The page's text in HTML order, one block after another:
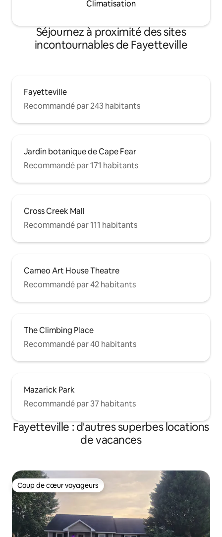
Climatisation
Séjournez à proximité des sites
incontournables de Fayetteville
Fayetteville
Recommandé par 243 habitants
Jardin botanique de Cape Fear
Recommandé par 171 habitants
Cross Creek Mall
Recommandé par 111 habitants
Cameo Art House Theatre
Recommandé par 42 habitants
The Climbing Place
Recommandé par 40 habitants
Mazarick Park
Recommandé par 37 habitants
Fayetteville : d'autres superbes locations
de vacances
Coup de cœur voyageurs
Coup de cœur voyageurs